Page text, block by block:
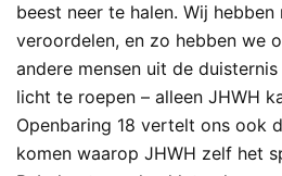
beest neer te halen. Wij
veroordelen, en zo hebben we
andere mensen uit de
licht te roepen – alleen JHWH
Openbaring 18 vertelt ons ook
komen waarop JHWH zelf het